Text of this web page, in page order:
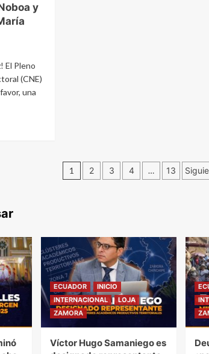
y
El Pleno
(CNE)
una
Navegación
1 2 3 4 … 13
ECUADOR
INICIO
INTERNACIONAL
LOJA
ZAMORA
Víctor Hugo Samaniego es